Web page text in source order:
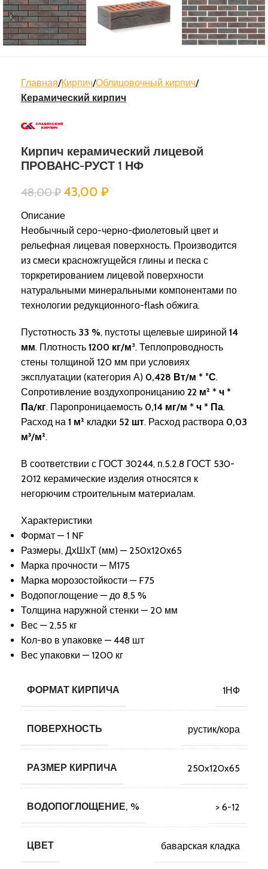
Главная Кирпич Облицовочный кирпич
Керамический кирпич
Кирпич керамический лицевой
ПРОВАНС-РУСТ 1 НФ
48,00₽ 43,00 ₽
Описание
Необычный серо-черно-фиолетовый цвет и
рельефная лицевая поверхность. Производится
из смеси красножгущейся глины и песка с
торкретированием лицевой поверхности
натуральными минеральными компонентами по
технологии редукционного-flash обжига.
Пустотность 33 %, пустоты щелевые шириной 14
мм. Плотность 1200 кг/м³. Теплопроводность
стены толщиной 120 мм при условиях
эксплуатации (категория А) 0,428 Вт/м * °С.
Сопротивление воздухопроницанию 22 м² * ч *
Па/кг. Паропроницаемость 0,14 мг/м * ч * Па.
Расход на 1 м² кладки 52 шт. Расход раствора 0,03
м³/м².
В соответствии с ГОСТ 30244, п.5.2.8 ГОСТ 530-
2012 керамические изделия относятся к
негорючим строительным материалам.
Характеристики
Формат — 1 NF
Размеры, ДхШхТ (мм) — 250х120х65
Марка прочности — М175
Марка морозостойкости — F75
Водопоглощение — до 8,5 %
Толщина наружной стенки — 20 мм
Вес — 2,55 кг
Кол-во в упаковке — 448 шт
Вес упаковки — 1200 кг
ФОРМАТ КИРПИЧА 1НФ
ПОВЕРХНОСТЬ рустик/кора
РАЗМЕР КИРПИЧА 250x120x65
ВОДОПОГЛОЩЕНИЕ, % > 6-12
ЦВЕТ баварская кладка